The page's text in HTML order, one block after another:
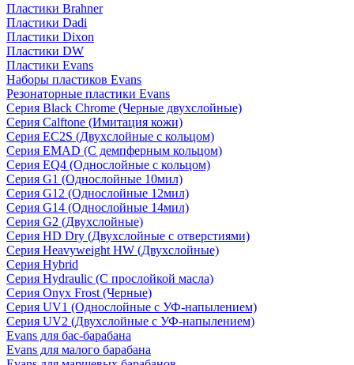
Пластики Brahner
Пластики Dadi
Пластики Dixon
Пластики DW
Пластики Evans
Наборы пластиков Evans
Резонаторные пластики Evans
Серия Black Chrome (Черные двухслойные)
Серия Calftone (Имитация кожи)
Серия EC2S (Двухслойные с кольцом)
Серия EMAD (С демпферным кольцом)
Серия EQ4 (Однослойные с кольцом)
Серия G1 (Однослойные 10мил)
Серия G12 (Однослойные 12мил)
Серия G14 (Однослойные 14мил)
Серия G2 (Двухслойные)
Серия HD Dry (Двухслойные с отверстиями)
Серия Heavyweight HW (Двухслойные)
Серия Hybrid
Серия Hydraulic (С прослойкой масла)
Серия Onyx Frost (Черные)
Серия UV1 (Однослойные с УФ-напылением)
Серия UV2 (Двухслойные с УФ-напылением)
Evans для бас-барабана
Evans для малого барабана